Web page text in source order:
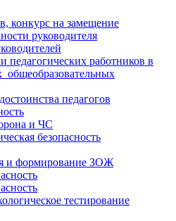
конкурс на замещение
руководителя
работников в
педагогов
и ЧС
безопасность
и формирование ЗОЖ
тестирование